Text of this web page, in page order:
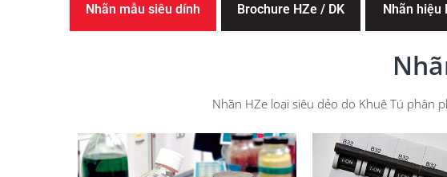
Nhãn mẫu siêu dính Brochure HZe / DK Nhãn hiệu
Nhãn HZe loại siêu dẻo do Khuê Tú phân